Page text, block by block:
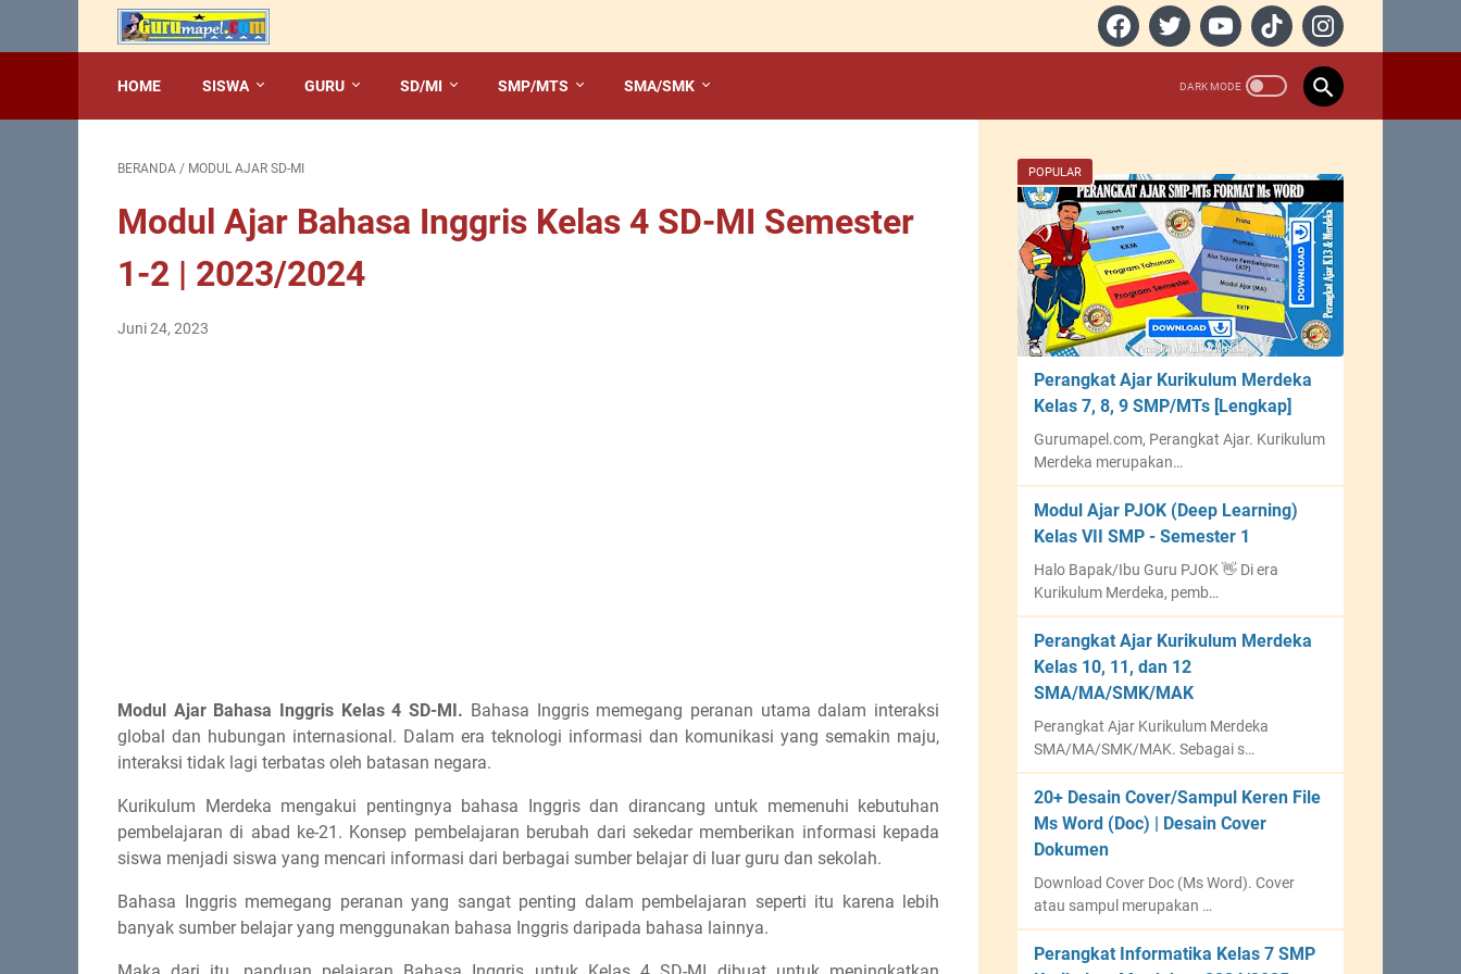
HOME SISWA GURU SD/MI SMP/MTS SMA/SMK
BERANDA / MODUL AJAR SD-MI
Modul Ajar Bahasa Inggris Kelas 4 SD-MI Semester
1-2 | 2023/2024
Juni 24, 2023
Modul Ajar Bahasa Inggris Kelas 4 SD-MI. Bahasa Inggris memegang peranan utama dalam interaksi
global dan hubungan internasional. Dalam era teknologi informasi dan komunikasi yang semakin maju,
interaksi tidak lagi terbatas oleh batasan negara.
Kurikulum Merdeka mengakui pentingnya bahasa Inggris dan dirancang untuk memenuhi kebutuhan
pembelajaran di abad ke-21. Konsep pembelajaran berubah dari sekedar memberikan informasi kepada
siswa menjadi siswa yang mencari informasi dari berbagai sumber belajar di luar guru dan sekolah.
Bahasa Inggris memegang peranan yang sangat penting dalam pembelajaran seperti itu karena lebih
banyak sumber belajar yang menggunakan bahasa Inggris daripada bahasa lainnya.
POPULAR
Perangkat Ajar Kurikulum Merdeka
Kelas 7, 8, 9 SMP/MTs [Lengkap]
Gurumapel.com, Perangkat Ajar. Kurikulum
Merdeka merupakan…
Modul Ajar PJOK (Deep Learning)
Kelas VII SMP - Semester 1
Halo Bapak/Ibu Guru PJOK 👋 Di era
Kurikulum Merdeka, pemb…
Perangkat Ajar Kurikulum Merdeka
Kelas 10, 11, dan 12
SMA/MA/SMK/MAK
Perangkat Ajar Kurikulum Merdeka
SMA/MA/SMK/MAK. Sebagai s…
20+ Desain Cover/Sampul Keren File
Ms Word (Doc) | Desain Cover
Dokumen
Download Cover Doc (Ms Word). Cover
atau sampul merupakan …
Perangkat Informatika Kelas 7 SMP